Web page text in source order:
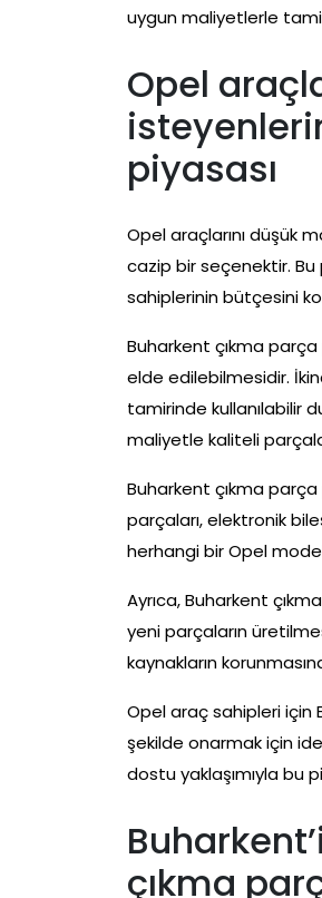
uygun maliyetlerle
Opel
piyasası
Opel araçlarını düşük
cazip bir seçenektir.
sahiplerinin bütçesini
Buharkent çıkma
elde edilebilmesidir.
tamirinde kullanılabilir
maliyetle kaliteli
Buharkent çıkma
parçaları, elektronik
herhangi bir Opel
Ayrıca, Buharkent
yeni parçaların
kaynakların
Opel araç sahipleri için
şekilde onarmak için
dostu yaklaşımıyla bu
çıkma